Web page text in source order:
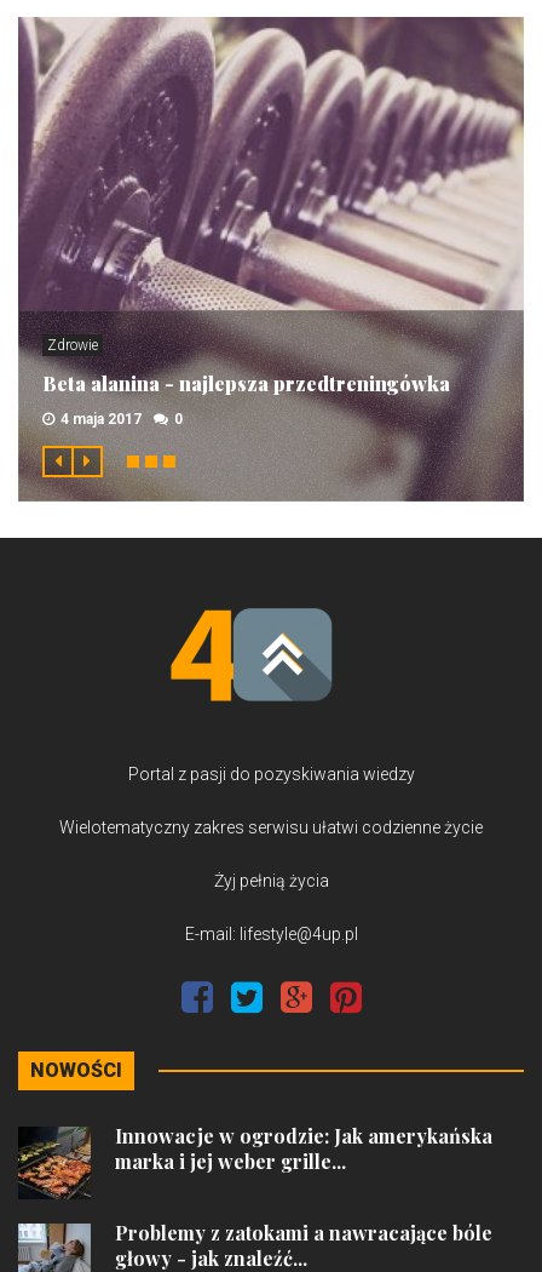
Zdrowie
Beta alanina - najlepsza przedtreningówka
4 maja 2017 0
Portal z pasji do pozyskiwania wiedzy
Wielotematyczny zakres serwisu ułatwi codzienne życie
Żyj pełnią życia
E-mail: lifestyle@4up.pl
NOWOŚCI
Innowacje w ogrodzie: Jak amerykańska
marka i jej weber grille...
Problemy z zatokami a nawracające bóle
głowy - jak znaleźć...